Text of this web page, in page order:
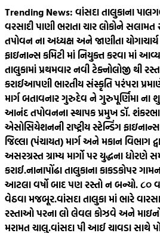
Skip
to
content
Trending News: વાંસદા તાલુકાના
વરસાદી પાણી ભરાતા ચાર લોકોને
તપોવન ના અધ્યક્ષ અને જાણીતા
ફાઇનાન્સ કમિટી માં નિયુક્ત કરવા માં
તાલુકામાં પ્રથમવાર નવી ટેક્નોલોજી થી
કરાઈઆપણી ભારતીય સંસ્કૃતિ પરંપરા
માર્ગ બતાવનાર ગુરુદેવ ને ગુરુપૂર્ણિમા ના
આનંદ તપોવનના સ્થાપક પ્રમુખ ડૉ.
એસોસિયેશનની રાષ્ટ્રીય સ્ટેન્ડિંગ
જિલ્લા (પંચાયત) માર્ગ અને મકાન વિભાગ
અસરગ્રસ્ત ગ્રામ્ય માર્ગો પર યુદ્ધના ધોરણે
કરાઈ.નાનાપોંઢા તાલુકાના કાકડકોપર
આટલા વર્ષો બાદ પણ રસ્તો ન બન્યો. ૮૦‌
વેઠવા મજબૂર.વાંસદા તાલુકા માં ભારે
રસ્તાઓ પરના લો લેવલ કોઝવે અને
મરામત ચાલુ.વાંસદા પી આઈ ચાવડા સાથે